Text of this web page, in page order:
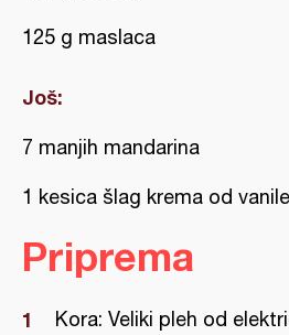
125 g maslaca
Još:
7 manjih mandarina
1 kesica šlag krema od vanile
Priprema
Kora: Veliki pleh od